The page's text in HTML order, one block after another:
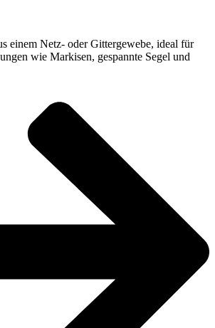
einem Netz- oder Gittergewebe, ideal für
wie Markisen, gespannte Segel und